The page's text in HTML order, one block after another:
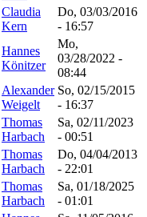
Claudia
Kern
Do, 03/03/2016
- 16:57
Hannes
Könitzer
Mo,
03/28/2022 -
08:44
Alexander
Weigelt
So, 02/15/2015
- 16:37
Thomas
Harbach
Sa, 02/11/2023
- 00:51
Thomas
Harbach
Do, 04/04/2013
- 22:01
Thomas
Harbach
Sa, 01/18/2025
- 01:01